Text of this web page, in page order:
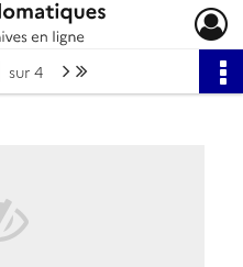
sur 4 Page suivante : 1/4